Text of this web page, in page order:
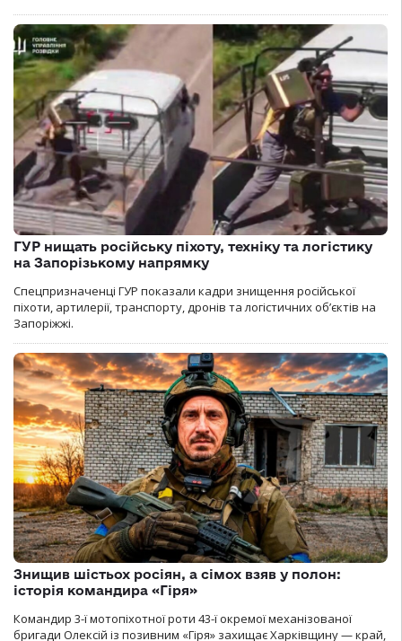
ГУР нищать російську піхоту, техніку та логістику
на Запорізькому напрямку
Спецпризначенці ГУР показали кадри знищення російської
піхоти, артилерії, транспорту, дронів та логістичних об’єктів на
Запоріжжі.
Знищив шістьох росіян, а сімох взяв у полон:
історія командира «Гіря»
Командир 3-ї мотопіхотної роти 43-ї окремої механізованої
бригади Олексій із позивним «Гіря» захищає Харківщину — край,